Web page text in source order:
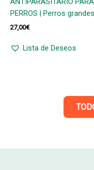
PERROS | Perros grandes
27,00€
Lista de Deseos